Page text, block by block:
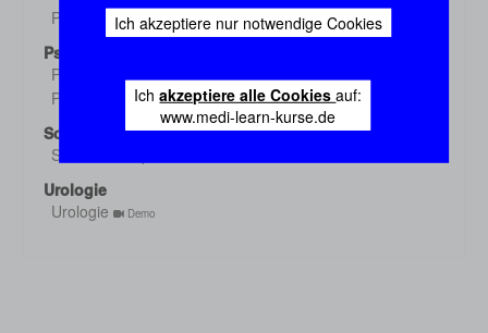
Ich akzeptiere nur notwendige Cookies
Ichakzeptiere alle Cookiesauf:
www.medi-learn-kurse.de
Pharmakologie 3 Demo
Psychiatrie
Psychiatrie 1
Demo
Psychiatrie 2 Demo
Sozialmed./Epidem.
Sozialmed./Epidem.
Urologie
Urologie
Demo